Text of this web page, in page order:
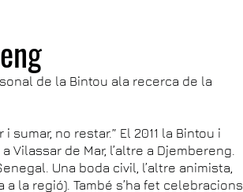
de la Bintou ala recerca de la
no restar.” El 2011 la Bintou i
Vilassar de Mar, l’altre a Djembereng.
Una boda civil, l’altre animista,
la regió). També s’ha fet celebracions